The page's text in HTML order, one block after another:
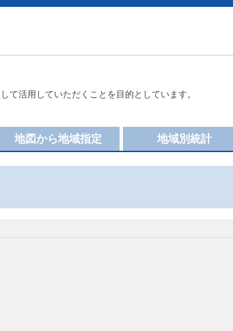
て活用していただくことを目的としています。
地域別統計
地図から地域指定